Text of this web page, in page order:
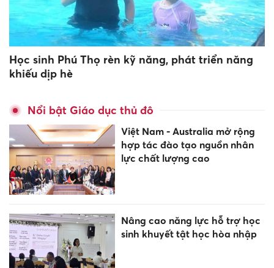
Học sinh Phú Thọ rèn kỹ năng, phát triển năng
khiếu dịp hè
Nổi bật Giáo dục thủ đô
Việt Nam - Australia mở rộng
hợp tác đào tạo nguồn nhân
lực chất lượng cao
Nâng cao năng lực hỗ trợ học
sinh khuyết tật học hòa nhập